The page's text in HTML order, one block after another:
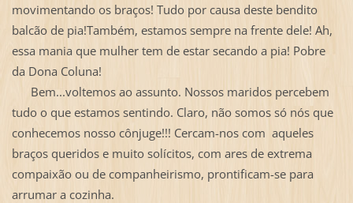
movimentando os braços! Tudo por causa deste bendito
balcão de pia!Também, estamos sempre na frente dele! Ah,
essa mania que mulher tem de estar secando a pia! Pobre
da Dona Coluna!
Bem...voltemos ao assunto. Nossos maridos percebem
tudo o que estamos sentindo. Claro, não somos só nós que
conhecemos nosso cônjuge!!! Cercam-nos com aqueles
braços queridos e muito solícitos, com ares de extrema
compaixão ou de companheirismo, prontificam-se para
arrumar a cozinha.